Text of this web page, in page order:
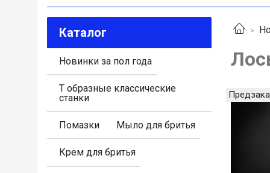
Каталог
Новинки за пол года
Т образные классические
станки
Помазки Мыло для бритья
Крем для бритья